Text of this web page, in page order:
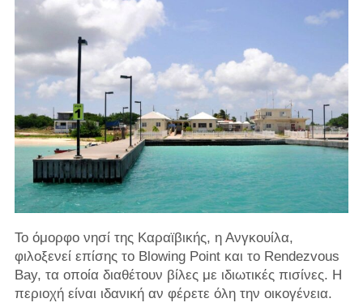
Το όμορφο νησί της Καραϊβικής, η Ανγκουίλα,
φιλοξενεί επίσης το Blowing Point και το Rendezvous
Bay, τα οποία διαθέτουν βίλες με ιδιωτικές πισίνες. Η
περιοχή είναι ιδανική αν φέρετε όλη την οικογένεια.